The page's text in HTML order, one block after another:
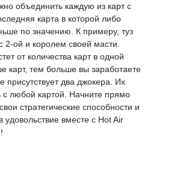
объединить каждую из карт с
карта в которой либо
по значению. К примеру, туз
2-ой и королем своей масти.
от количества карт в одной
карт, тем больше вы заработаете
присутствует два джокера. Их
любой картой. Начните прямо
стратегические способности и
удовольствие вместе с Hot Air